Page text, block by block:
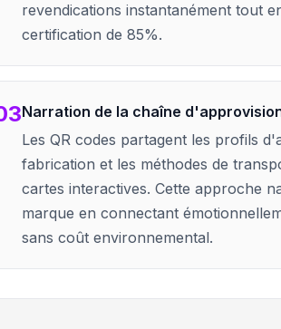
revendications instantanément tout
certification de 85%.
Narration de la chaîne
Les QR codes partagent les profils
fabrication et les méthodes de
cartes interactives. Cette approche
marque en connectant
sans coût environnemental.